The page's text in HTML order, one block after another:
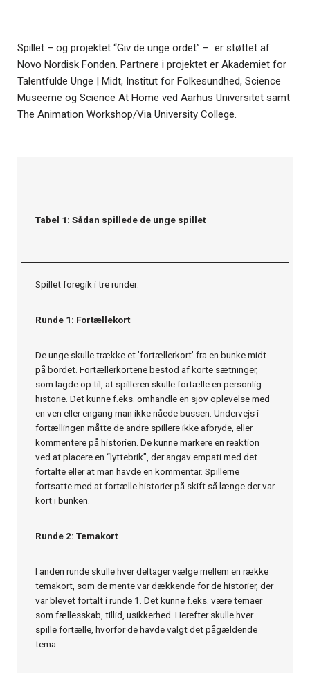
Spillet – og projektet “Giv de unge ordet” – er støttet af
Novo Nordisk Fonden. Partnere i projektet er Akademiet for
Talentfulde Unge | Midt, Institut for Folkesundhed, Science
Museerne og Science At Home ved Aarhus Universitet samt
The Animation Workshop/Via University College.
Tabel 1: Sådan spillede de unge spillet
Spillet foregik i tre runder:
Runde 1: Fortællekort
De unge skulle trække et ’fortællerkort’ fra en bunke midt
på bordet. Fortællerkortene bestod af korte sætninger,
som lagde op til, at spilleren skulle fortælle en personlig
historie. Det kunne f.eks. omhandle en sjov oplevelse med
en ven eller engang man ikke nåede bussen. Undervejs i
fortællingen måtte de andre spillere ikke afbryde, eller
kommentere på historien. De kunne markere en reaktion
ved at placere en “lyttebrik”, der angav empati med det
fortalte eller at man havde en kommentar. Spillerne
fortsatte med at fortælle historier på skift så længe der var
kort i bunken.
Runde 2: Temakort
I anden runde skulle hver deltager vælge mellem en række
temakort, som de mente var dækkende for de historier, der
var blevet fortalt i runde 1. Det kunne f.eks. være temaer
som fællesskab, tillid, usikkerhed. Herefter skulle hver
spille fortælle, hvorfor de havde valgt det pågældende
tema.